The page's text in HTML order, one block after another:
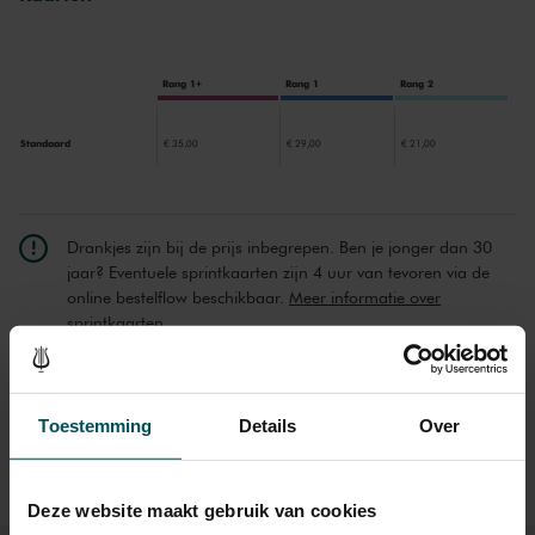
Toestemming Details Over
Deze website maakt gebruik van cookies
Rang 1+ Rang 1 Rang 2
Standaard € 35,00 € 29,00 € 21,00
Drankjes zijn bij de prijs inbegrepen. Ben je jonger dan 30
jaar? Eventuele sprintkaarten zijn 4 uur van tevoren via de
online bestelflow beschikbaar. Meer informatie over
sprintkaarten
Prijzen zijn exclusief transactiekosten: € 5 per bestelling. Wilt
u rolstoelplaatsen bestellen? Mail naar
kassa@concertgebouw.nl of bel de Concertgebouwlijn op
020 – 671 83 45.